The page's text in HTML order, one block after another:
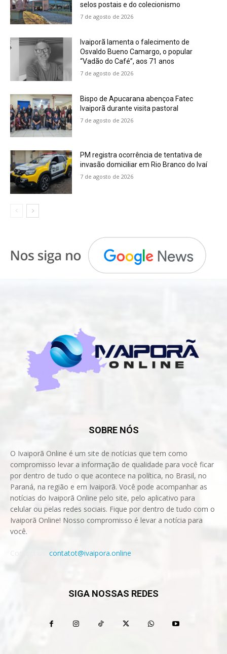
selos postais e do colecionismo
7 de agosto de 2026
Ivaiporã lamenta o falecimento de
Osvaldo Bueno Camargo, o popular
“Vadão do Café”, aos 71 anos
7 de agosto de 2026
Bispo de Apucarana abençoa Fatec
Ivaiporã durante visita pastoral
7 de agosto de 2026
PM registra ocorrência de tentativa de
invasão domiciliar em Rio Branco do Ivaí
7 de agosto de 2026
SOBRE NÓS
O Ivaiporã Online é um site de notícias que tem como
compromisso levar a informação de qualidade para você ficar
por dentro de tudo o que acontece na política, no Brasil, no
Paraná, na região e em Ivaiporã. Você pode acompanhar as
notícias do Ivaiporã Online pelo site, pelo aplicativo para
celular ou pelas redes sociais. Fique por dentro de tudo com o
Ivaiporã Online! Nosso compromisso é levar a notícia para
você.
contatot@ivaipora.online
SIGA NOSSAS REDES